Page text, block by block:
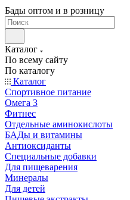
Бады оптом и в розницу
Каталог
По всему сайту
По каталогу
Каталог
Спортивное питание
Омега 3
Фитнес
Отдельные аминокислоты
БАДы и витамины
Антиоксиданты
Специальные добавки
Для пищеварения
Минералы
Для детей